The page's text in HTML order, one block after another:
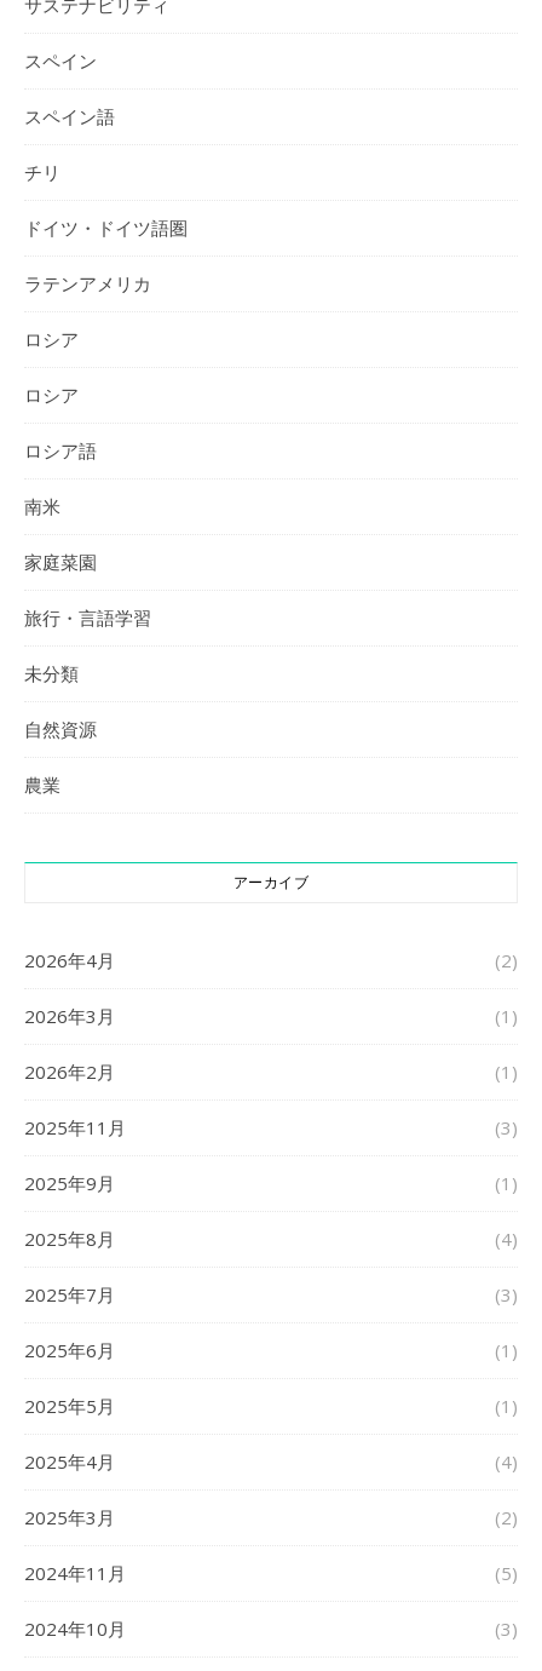
サステナビリティ
スペイン
スペイン語
チリ
ドイツ・ドイツ語圏
ラテンアメリカ
ロシア
ロシア
ロシア語
南米
家庭菜園
旅行・言語学習
未分類
自然資源
農業
アーカイブ
2026年4月 (2)
2026年3月 (1)
2026年2月 (1)
2025年11月 (3)
2025年9月 (1)
2025年8月 (4)
2025年7月 (3)
2025年6月 (1)
2025年5月 (1)
2025年4月 (4)
2025年3月 (2)
2024年11月 (5)
2024年10月 (3)